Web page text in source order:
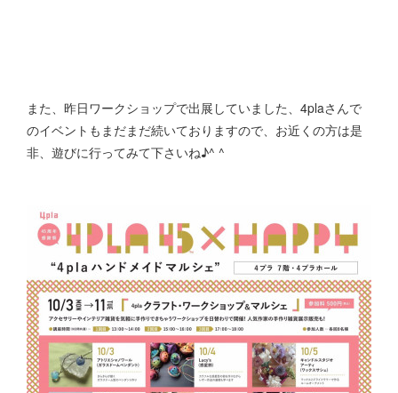
また、昨日ワークショップで出展していました、4plaさんで
のイベントもまだまだ続いておりますので、お近くの方は是
非、遊びに行ってみて下さいね♪^ ^